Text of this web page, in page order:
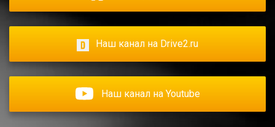
Наш канал на Drive2.ru
Наш канал на Youtube